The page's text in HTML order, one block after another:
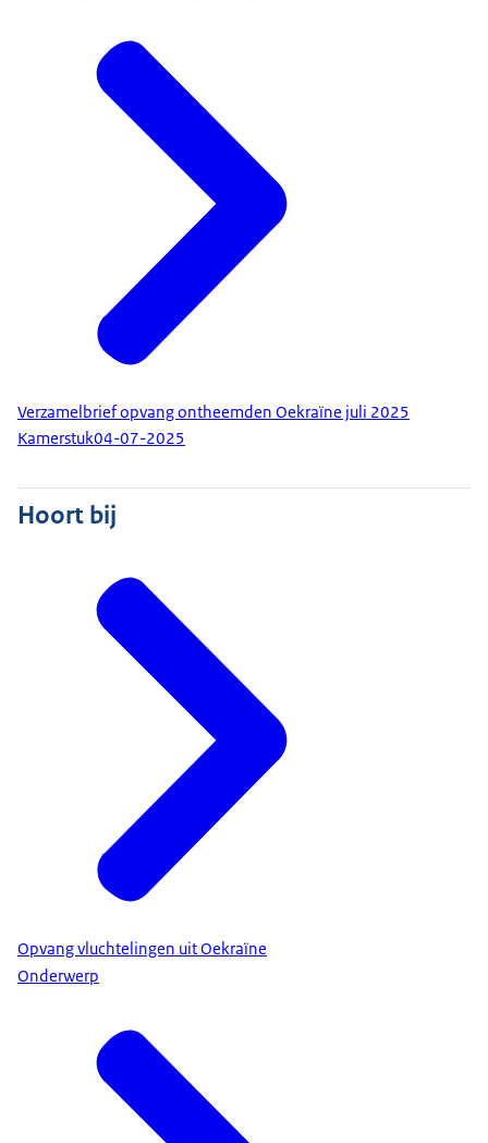
Verzamelbrief opvang ontheemden Oekraïne juli 2025
Kamerstuk04-07-2025
Hoort bij
Opvang vluchtelingen uit Oekraïne
Onderwerp